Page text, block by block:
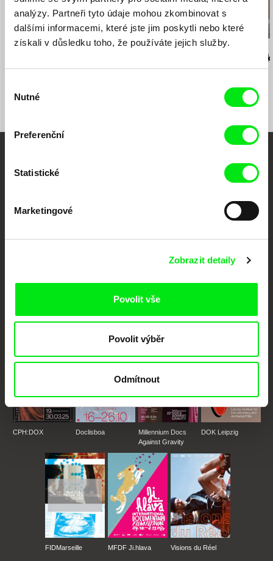
analýzy. Partneři tyto údaje mohou zkombinovat s
dalšími informacemi, které jste jim poskytli nebo které
získali v důsledku toho, že používáte jejich služby.
souhlasu
Nutné
Preferenční
Statistické
Marketingové
Zobrazit detaily
Povolit vše
Povolit výběr
Odmítnout
Frederico Lobo Thierry Michel Rob Lemkin
Africká
podporovat kvalitní autorské filmy.
Členové Doc Alliance
CPH:DOX Doclisboa
Millennium Docs
Against Gravity
DOK Leipzig
FIDMarseille MFDF Ji.hlava Visions du Réel